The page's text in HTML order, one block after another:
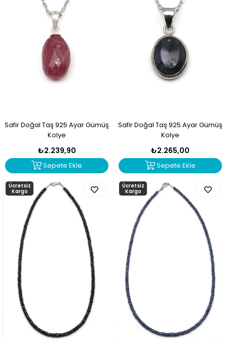
Safir Doğal Taş 925 Ayar Gümüş
Kolye
₺2.239,90
Sepete Ekle
Safir Doğal Taş 925 Ayar Gümüş
Kolye
₺2.265,00
Sepete Ekle
Ücretsiz
Kargo
Ücretsiz
Kargo